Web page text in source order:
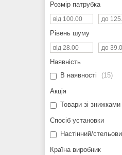
Розмір патрубка
Рівень шуму
Наявність
В наявності
15
Акція
Товари зі знижками
Спосіб установки
Настінний/
Країна виробник